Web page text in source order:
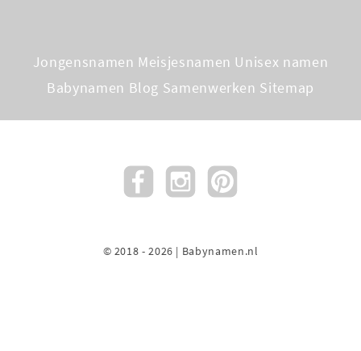
Jongensnamen Meisjesnamen Unisex namen
Babynamen Blog Samenwerken Sitemap
© 2018 - 2026 | Babynamen.nl